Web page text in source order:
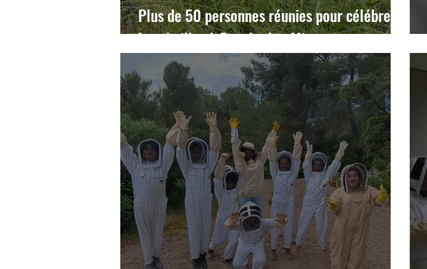
Plus de 50 personnes réunies pour célébrer
les abeilles à Douchy-les-Mines